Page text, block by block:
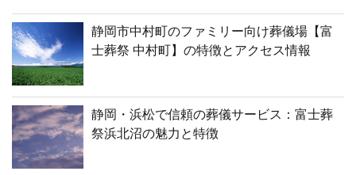
静岡市中村町のファミリー向け葬儀場【富
士葬祭 中村町】の特徴とアクセス情報
静岡・浜松で信頼の葬儀サービス：富士葬
祭浜北沼の魅力と特徴